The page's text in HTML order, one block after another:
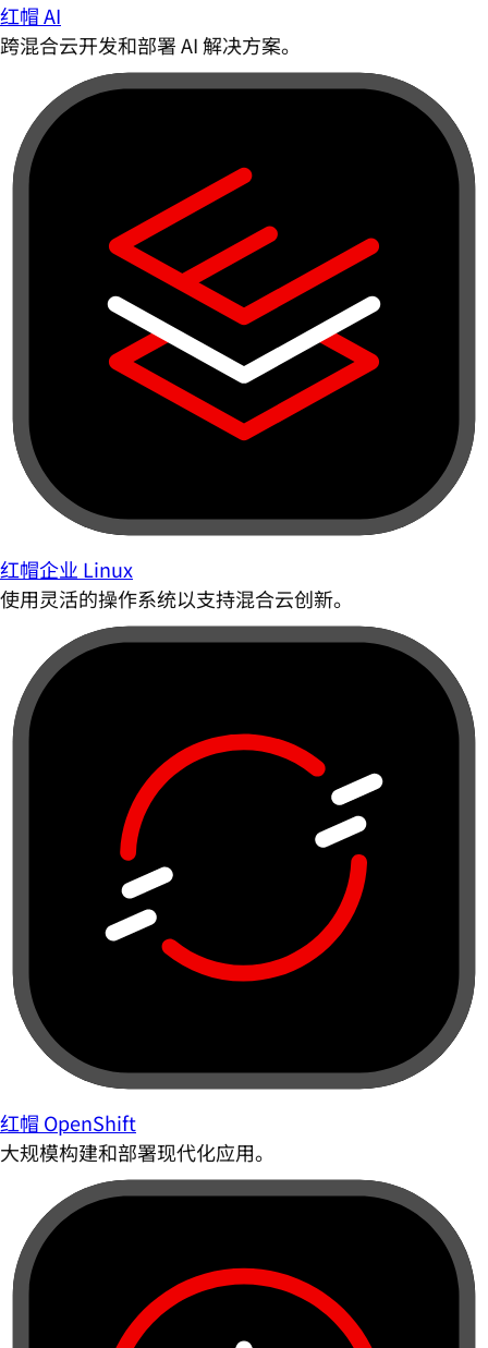
红帽 AI
跨混合云开发和部署 AI 解决方案。
红帽企业 Linux
使用灵活的操作系统以支持混合云创新。
红帽 OpenShift
大规模构建和部署现代化应用。